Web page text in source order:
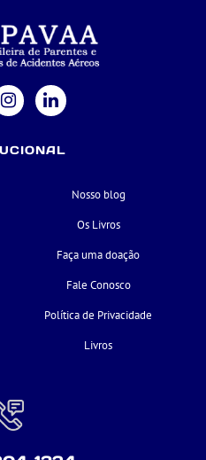
Nosso blog
Os Livros
Faça uma doação
Fale Conosco
Política de Privacidade
Livros